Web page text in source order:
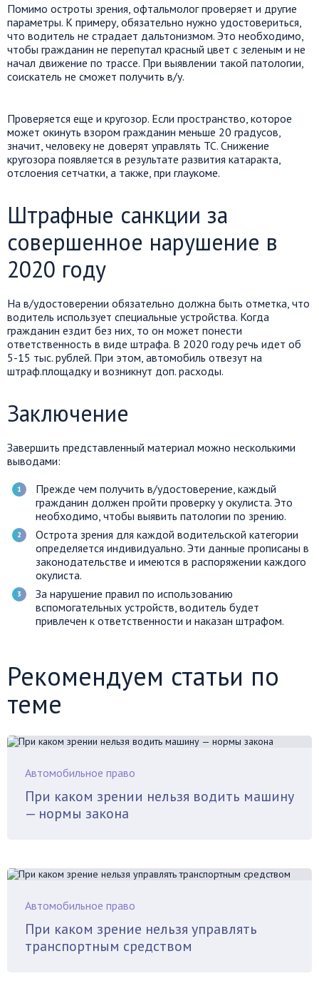
Помимо остроты зрения, офтальмолог проверяет и другие
параметры. К примеру, обязательно нужно удостовериться,
что водитель не страдает дальтонизмом. Это необходимо,
чтобы гражданин не перепутал красный цвет с зеленым и не
начал движение по трассе. При выявлении такой патологии,
соискатель не сможет получить в/у.
Проверяется еще и кругозор. Если пространство, которое
может окинуть взором гражданин меньше 20 градусов,
значит, человеку не доверят управлять ТС. Снижение
кругозора появляется в результате развития катаракта,
отслоения сетчатки, а также, при глаукоме.
Штрафные санкции за
совершенное нарушение в
2020 году
На в/удостоверении обязательно должна быть отметка, что
водитель использует специальные устройства. Когда
гражданин ездит без них, то он может понести
ответственность в виде штрафа. В 2020 году речь идет об
5-15 тыс. рублей. При этом, автомобиль отвезут на
штраф.площадку и возникнут доп. расходы.
Заключение
Завершить представленный материал можно несколькими
выводами:
Прежде чем получить в/удостоверение, каждый
гражданин должен пройти проверку у окулиста. Это
необходимо, чтобы выявить патологии по зрению.
Острота зрения для каждой водительской категории
определяется индивидуально. Эти данные прописаны в
законодательстве и имеются в распоряжении каждого
окулиста.
За нарушение правил по использованию
вспомогательных устройств, водитель будет
привлечен к ответственности и наказан штрафом.
Рекомендуем статьи по
теме
Автомобильное право
При каком зрении нельзя водить машину
— нормы закона
Автомобильное право
При каком зрение нельзя управлять
транспортным средством